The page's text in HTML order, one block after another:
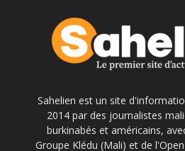
Sahelien est un site
2014 par des journalistes
burkinabés et américains,
Groupe Klédu (Mali) et de